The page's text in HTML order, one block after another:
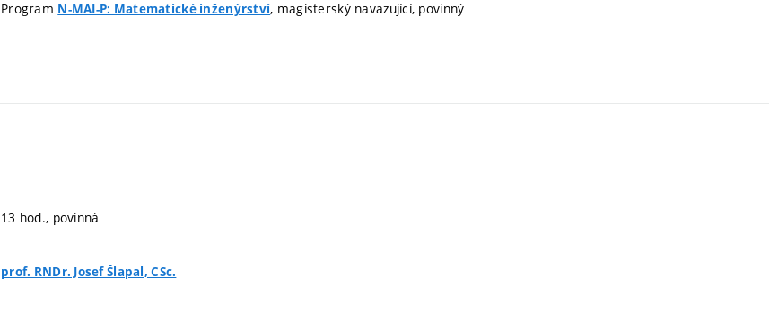
Program N-MAI-P: Matematické inženýrství, magisterský navazující, povinný
13 hod., povinná
prof. RNDr. Josef Šlapal, CSc.